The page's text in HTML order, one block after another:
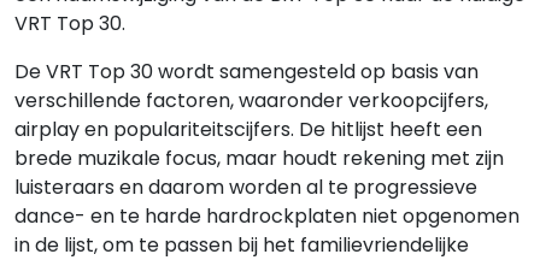
VRT Top 30.
De VRT Top 30 wordt samengesteld op basis van
verschillende factoren, waaronder verkoopcijfers,
airplay en populariteitscijfers. De hitlijst heeft een
brede muzikale focus, maar houdt rekening met zijn
luisteraars en daarom worden al te progressieve
dance- en te harde hardrockplaten niet opgenomen
in de lijst, om te passen bij het familievriendelijke